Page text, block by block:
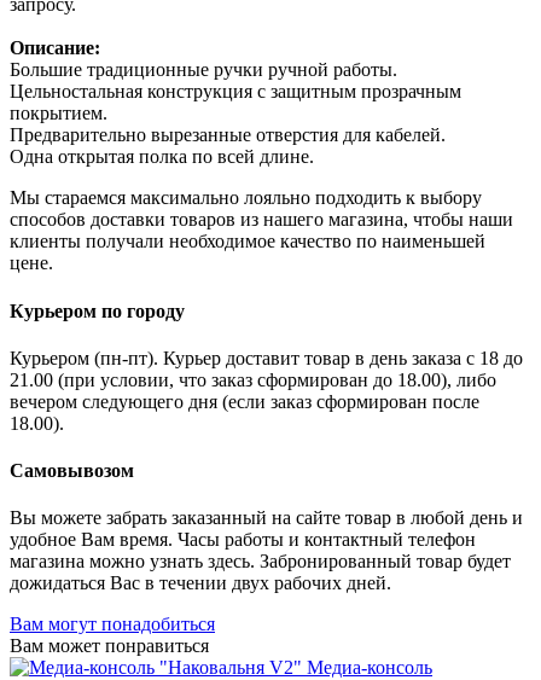
запросу.
Описание:
Большие традиционные ручки ручной работы.
Цельностальная конструкция с защитным прозрачным
покрытием.
Предварительно вырезанные отверстия для кабелей.
Одна открытая полка по всей длине.
Мы стараемся максимально лояльно подходить к выбору
способов доставки товаров из нашего магазина, чтобы наши
клиенты получали необходимое качество по наименьшей
цене.
Курьером по городу
Курьером (пн-пт). Курьер доставит товар в день заказа с 18 до
21.00 (при условии, что заказ сформирован до 18.00), либо
вечером следующего дня (если заказ сформирован после
18.00).
Самовывозом
Вы можете забрать заказанный на сайте товар в любой день и
удобное Вам время. Часы работы и контактный телефон
магазина можно узнать здесь. Забронированный товар будет
дожидаться Вас в течении двух рабочих дней.
Вам могут понадобиться
Вам может понравиться
Медиа-консоль